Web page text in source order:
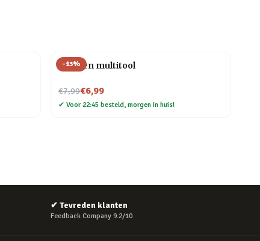
-13%
Kruiden multitool
€7,99
Nu voor€6,99
✔ Voor 22:45 besteld, morgen in huis!
✔ Tevreden klanten
Feedback Company 9.2/10